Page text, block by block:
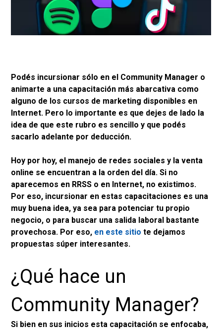
Podés incursionar sólo en el Community Manager o
animarte a una capacitación más abarcativa como
alguno de los cursos de marketing disponibles en
Internet. Pero lo importante es que dejes de lado la
idea de que este rubro es sencillo y que podés
sacarlo adelante por deducción.
Hoy por hoy, el manejo de redes sociales y la venta
online se encuentran a la orden del día. Si no
aparecemos en RRSS o en Internet, no existimos.
Por eso, incursionar en estas capacitaciones es una
muy buena idea, ya sea para potenciar tu propio
negocio, o para buscar una salida laboral bastante
provechosa. Por eso, en este sitio te dejamos
propuestas súper interesantes.
¿Qué hace un
Community Manager?
Si bien en sus inicios esta capacitación se enfocaba,